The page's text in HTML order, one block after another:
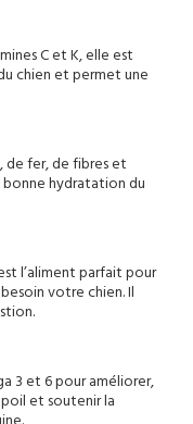
C et K, elle est
chien et permet une
de fer, de fibres et
bonne hydratation du
l’aliment parfait pour
votre chien. Il
3 et 6 pour améliorer,
et soutenir la